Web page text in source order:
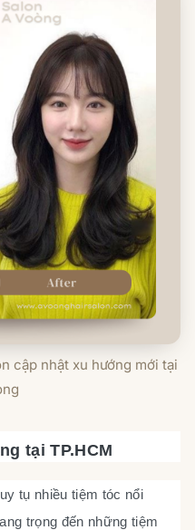
cập nhật xu hướng mới tại
tại TP.HCM
tụ nhiều tiệm tóc nổi
trọng đến những tiệm